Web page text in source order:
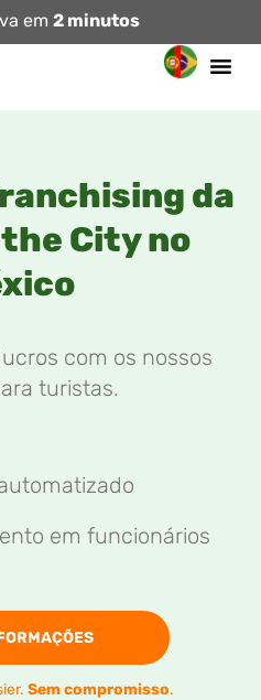
em 2 minutos
da
City no
com os nossos
turistas.
em funcionários
Sem compromisso.